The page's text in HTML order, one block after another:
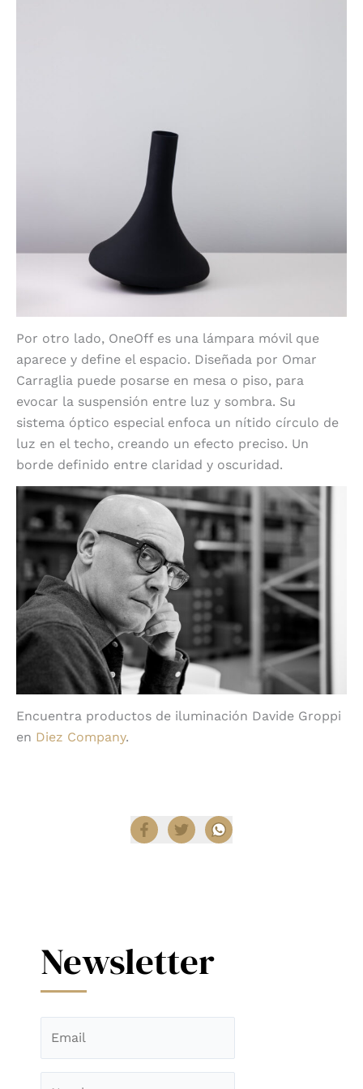
Por otro lado, OneOff es una lámpara móvil que
aparece y define el espacio. Diseñada por Omar
Carraglia puede posarse en mesa o piso, para
evocar la suspensión entre luz y sombra. Su
sistema óptico especial enfoca un nítido círculo de
luz en el techo, creando un efecto preciso. Un
borde definido entre claridad y oscuridad.
Encuentra productos de iluminación Davide Groppi
en Diez Company.
Newsletter